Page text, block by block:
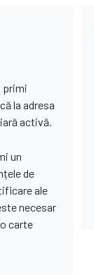
primi
la adresa
activă.
un
de
ale
necesar
carte